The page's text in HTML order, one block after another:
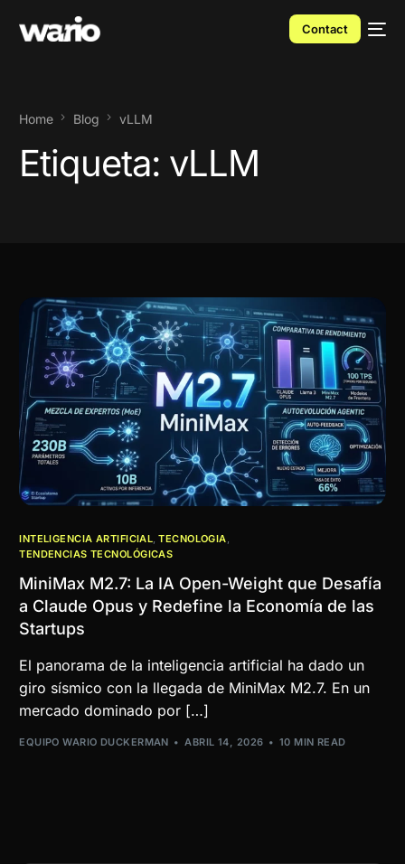
Contact
Home Blog vLLM
Etiqueta: vLLM
INTELIGENCIA ARTIFICIAL,TECNOLOGIA,
TENDENCIAS TECNOLÓGICAS
MiniMax M2.7: La IA Open-Weight que Desafía
a Claude Opus y Redefine la Economía de las
Startups
El panorama de la inteligencia artificial ha dado un
giro sísmico con la llegada de MiniMax M2.7. En un
mercado dominado por […]
EQUIPO WARIO DUCKERMAN ABRIL 14, 2026 10 MIN READ